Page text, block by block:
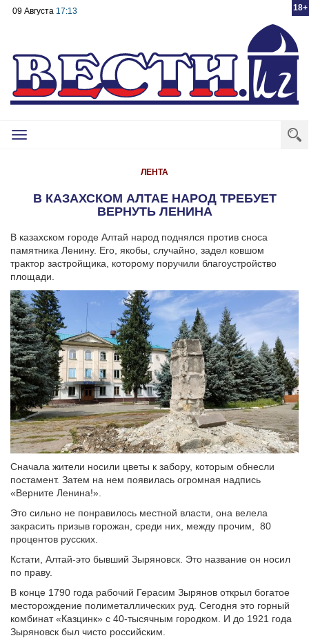
18+
09 Августа 17:13
Toggle
ЛЕНТА
В КАЗАХСКОМ АЛТАЕ НАРОД ТРЕБУЕТ
ВЕРНУТЬ ЛЕНИНА
В казахском городе Алтай народ поднялся против сноса
памятника Ленину. Его, якобы, случайно, задел ковшом
трактор застройщика, которому поручили благоустройство
площади.
Сначала жители носили цветы к забору, которым обнесли
постамент. Затем на нем появилась огромная надпись
«Верните Ленина!».
Это сильно не понравилось местной власти, она велела
закрасить призыв горожан, среди них, между прочим, 80
процентов русских.
Кстати, Алтай-это бывший Зыряновск. Это название он носил
по праву.
В конце 1790 года рабочий Герасим Зырянов открыл богатое
месторождение полиметаллических руд. Сегодня это горный
комбинат «Казцинк» с 40-тысячным городком. И до 1921 года
Зыряновск был чисто российским.